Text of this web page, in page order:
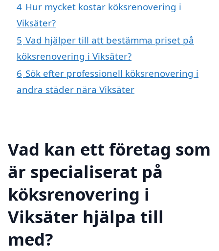
4 Hur mycket kostar köksrenovering i
Viksäter?
5 Vad hjälper till att bestämma priset på
köksrenovering i Viksäter?
6 Sök efter professionell köksrenovering i
andra städer nära Viksäter
Vad kan ett företag som
är specialiserat på
köksrenovering i
Viksäter hjälpa till
med?